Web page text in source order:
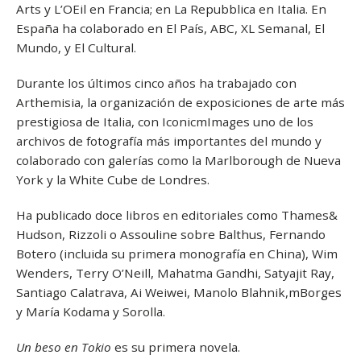
Arts y L’OEil en Francia; en La Repubblica en Italia. En
España ha colaborado en El País, ABC, XL Semanal, El
Mundo, y El Cultural.
Durante los últimos cinco años ha trabajado con
Arthemisia, la organización de exposiciones de arte más
prestigiosa de Italia, con IconicmImages uno de los
archivos de fotografía más importantes del mundo y
colaborado con galerías como la Marlborough de Nueva
York y la White Cube de Londres.
Ha publicado doce libros en editoriales como Thames&
Hudson, Rizzoli o Assouline sobre Balthus, Fernando
Botero (incluida su primera monografía en China), Wim
Wenders, Terry O’Neill, Mahatma Gandhi, Satyajit Ray,
Santiago Calatrava, Ai Weiwei, Manolo Blahnik,mBorges
y María Kodama y Sorolla.
Un beso en Tokio es su primera novela.